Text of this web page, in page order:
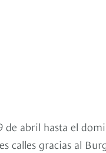
de abril hasta el
calles gracias al